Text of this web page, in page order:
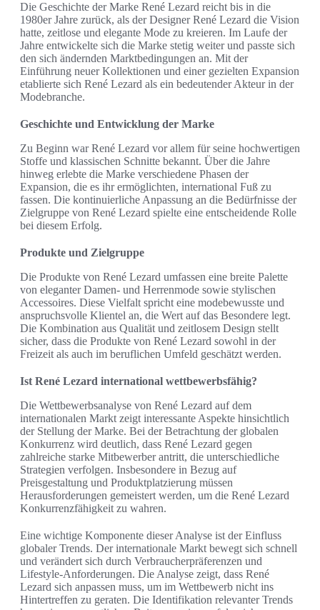
Die Geschichte der Marke René Lezard reicht bis in die
1980er Jahre zurück, als der Designer René Lezard die Vision
hatte, zeitlose und elegante Mode zu kreieren. Im Laufe der
Jahre entwickelte sich die Marke stetig weiter und passte sich
den sich ändernden Marktbedingungen an. Mit der
Einführung neuer Kollektionen und einer gezielten Expansion
etablierte sich René Lezard als ein bedeutender Akteur in der
Modebranche.
Geschichte und Entwicklung der Marke
Zu Beginn war René Lezard vor allem für seine hochwertigen
Stoffe und klassischen Schnitte bekannt. Über die Jahre
hinweg erlebte die Marke verschiedene Phasen der
Expansion, die es ihr ermöglichten, international Fuß zu
fassen. Die kontinuierliche Anpassung an die Bedürfnisse der
Zielgruppe von René Lezard spielte eine entscheidende Rolle
bei diesem Erfolg.
Produkte und Zielgruppe
Die Produkte von René Lezard umfassen eine breite Palette
von eleganter Damen- und Herrenmode sowie stylischen
Accessoires. Diese Vielfalt spricht eine modebewusste und
anspruchsvolle Klientel an, die Wert auf das Besondere legt.
Die Kombination aus Qualität und zeitlosem Design stellt
sicher, dass die Produkte von René Lezard sowohl in der
Freizeit als auch im beruflichen Umfeld geschätzt werden.
Ist René Lezard international wettbewerbsfähig?
Die Wettbewerbsanalyse von René Lezard auf dem
internationalen Markt zeigt interessante Aspekte hinsichtlich
der Stellung der Marke. Bei der Betrachtung der globalen
Konkurrenz wird deutlich, dass René Lezard gegen
zahlreiche starke Mitbewerber antritt, die unterschiedliche
Strategien verfolgen. Insbesondere in Bezug auf
Preisgestaltung und Produktplatzierung müssen
Herausforderungen gemeistert werden, um die René Lezard
Konkurrenzfähigkeit zu wahren.
Eine wichtige Komponente dieser Analyse ist der Einfluss
globaler Trends. Der internationale Markt bewegt sich schnell
und verändert sich durch Verbraucherpräferenzen und
Lifestyle-Anforderungen. Die Analyse zeigt, dass René
Lezard sich anpassen muss, um im Wettbewerb nicht ins
Hintertreffen zu geraten. Die Identifikation relevanter Trends